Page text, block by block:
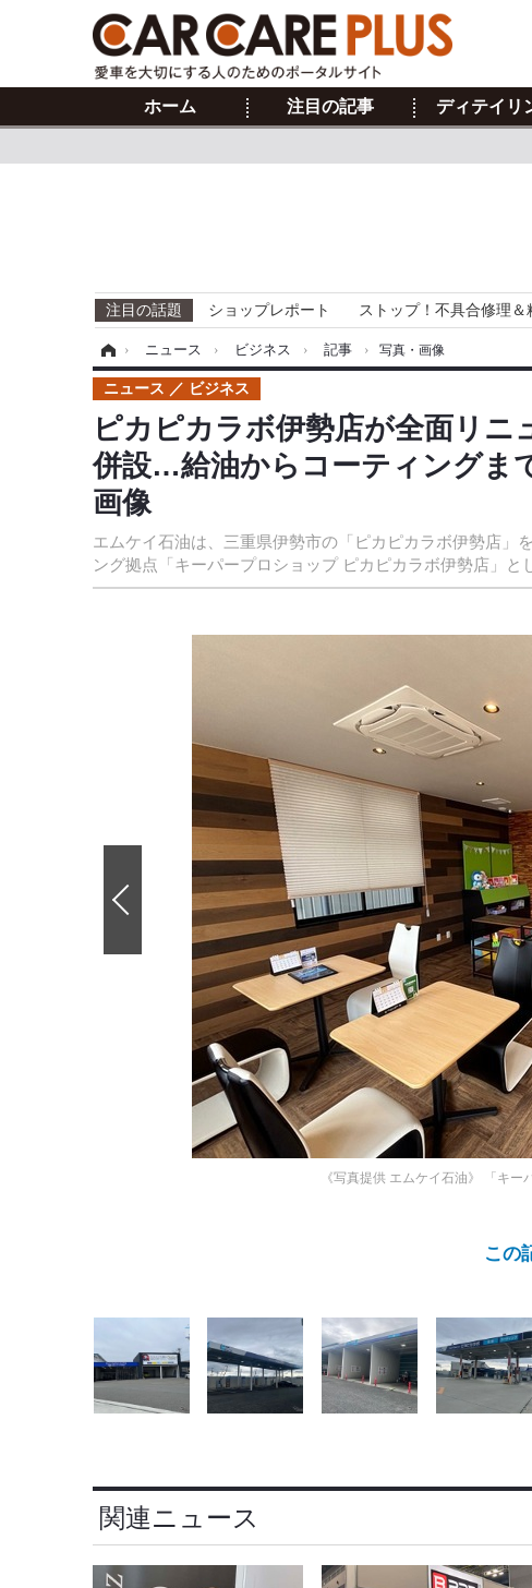
ホーム 注目の記事 ディテイリ
注目の話題 ショップレポート ストップ！不具合修理＆
› ニュース › ビジネス › 記事 › 写真・画像
ピカピカラボ伊勢店が全面リ
併設…給油からコーティングま
画像
エムケイ石油は、三重県伊勢市の「ピカピカラボ伊勢店」
ング拠点「キーパープロショップ ピカピカラボ伊勢店」と
ニュース ビジネス
《写真提供 エムケイ石油》 「キー
この
関連ニュース